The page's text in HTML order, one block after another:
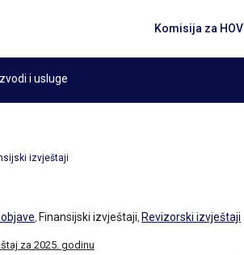
Komisija za HOV
i usluge
izvještaji
, Finansijski izvještaji, Revizorski izvještaji
za 2025. godinu